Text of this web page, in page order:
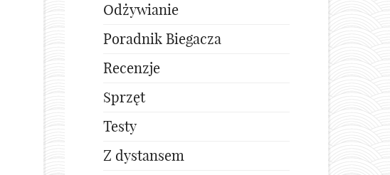
Odżywianie
Poradnik Biegacza
Recenzje
Sprzęt
Testy
Z dystansem